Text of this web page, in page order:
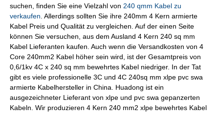
suchen, finden Sie eine Vielzahl von 240 qmm Kabel zu
verkaufen . Allerdings sollten Sie ihre 240mm 4 Kern armierte
Kabel Preis und Qualität zu vergleichen. Auf der einen Seite
können Sie versuchen, aus dem Ausland 4 Kern 240 sq mm
Kabel Lieferanten kaufen. Auch wenn die Versandkosten von 4
Core 240mm2 Kabel höher sein wird, ist der Gesamtpreis von
0,6/1kv 4C x 240 sq mm bewehrtes Kabel niedriger. In der Tat
gibt es viele professionelle 3C und 4C 240sq mm xlpe pvc swa
armierte Kabelhersteller in China. Huadong ist ein
ausgezeichneter Lieferant von xlpe und pvc swa gepanzerten
Kabeln. Wir produzieren 4 Kern 240 mm2 xlpe bewehrtes Kabel